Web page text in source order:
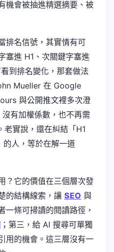
機會被抽進精選摘要、被
排名信號，其實情有可
塞進 H1、次關鍵字塞進
到排名變化，那套做法
Mueller 在 Google
與公開推文裡多次澄
有加權係數，也不再需
老實說，還在糾結「H1
人，等於在解一道
？它的價值在三個層次發
的結構線索，讓 SEO 與
一條可掃讀的閱讀路徑，
；第三，給 AI 搜尋可單獨
用的機會。這三層沒有一